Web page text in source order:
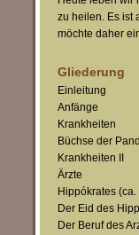
zu heilen. Es ist
möchte daher
Gliederung
Einleitung
Anfänge
Krankheiten
Büchse der
Krankheiten II
Ärzte
Hippókrates
Der Eid des
Der Beruf des